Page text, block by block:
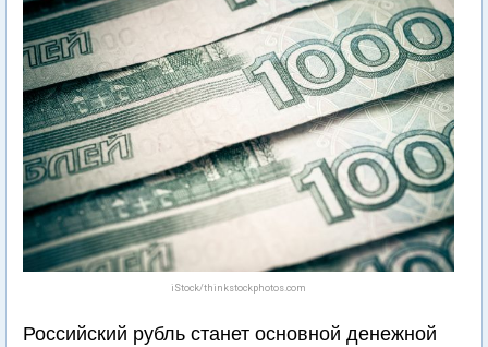
iStock/thinkstockphotos.com
Российский рубль станет основной денежной